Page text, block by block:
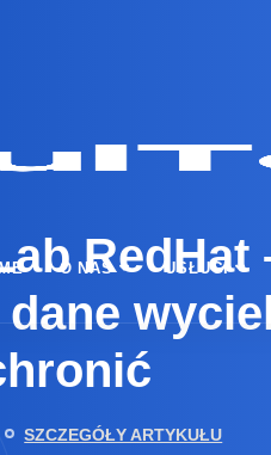
O NAS USŁUGI
RedHat
SZCZEGÓŁY ARTYKUŁU